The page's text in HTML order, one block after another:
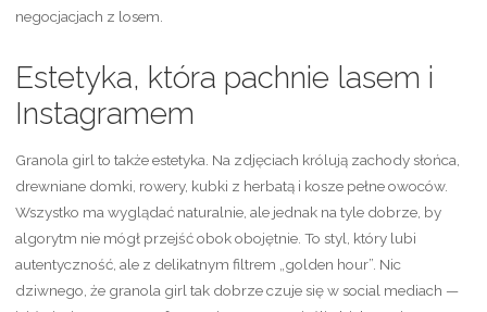
negocjacjach z losem.
Estetyka, która pachnie lasem i
Instagramem
Granola girl to także estetyka. Na zdjęciach królują zachody słońca,
drewniane domki, rowery, kubki z herbatą i kosze pełne owoców.
Wszystko ma wyglądać naturalnie, ale jednak na tyle dobrze, by
algorytm nie mógł przejść obok obojętnie. To styl, który lubi
autentyczność, ale z delikatnym filtrem „golden hour”. Nic
dziwnego, że granola girl tak dobrze czuje się w social mediach —